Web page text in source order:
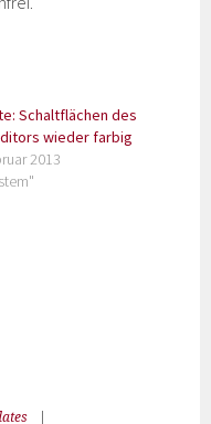
Schaltflächen des
wieder farbig
2013